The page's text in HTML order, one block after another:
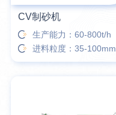
CV制砂机
生产能力：60-800t/h
进料粒度：35-100mm